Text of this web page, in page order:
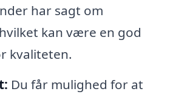
har sagt om
kan være en god
kvaliteten.
Du får mulighed for at